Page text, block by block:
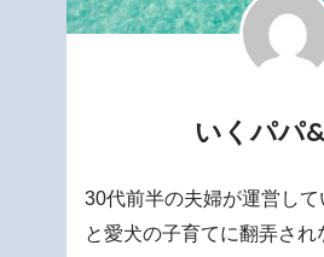
いくパパ
30代前半の夫婦が運営し
と愛犬の子育てに翻弄さ